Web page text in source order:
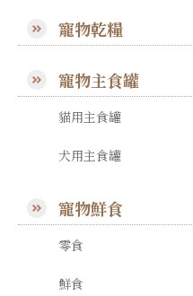
寵物乾糧
寵物主食罐
貓用主食罐
犬用主食罐
寵物鮮食
零食
鮮食